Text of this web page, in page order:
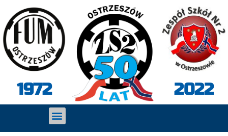
1972 2022